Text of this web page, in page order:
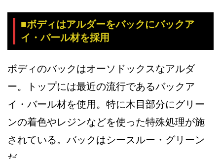
■ボディはアルダーをバックにバックア
イ・バール材を採用
ボディのバックはオーソドックスなアルダ
ー。トップには最近の流行であるバックア
イ・バール材を使用。特に木目部分にグリー
ンの着色やレジンなどを使った特殊処理が施
されている。バックはシースルー・グリーン